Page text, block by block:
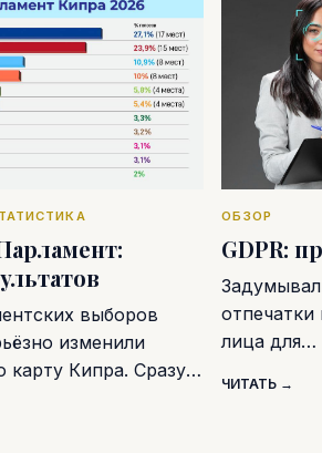
выборов
изменили
карту Кипра. Сразу…
ОБЗОР
GDPR:
лица для…
ЧИТАТЬ →